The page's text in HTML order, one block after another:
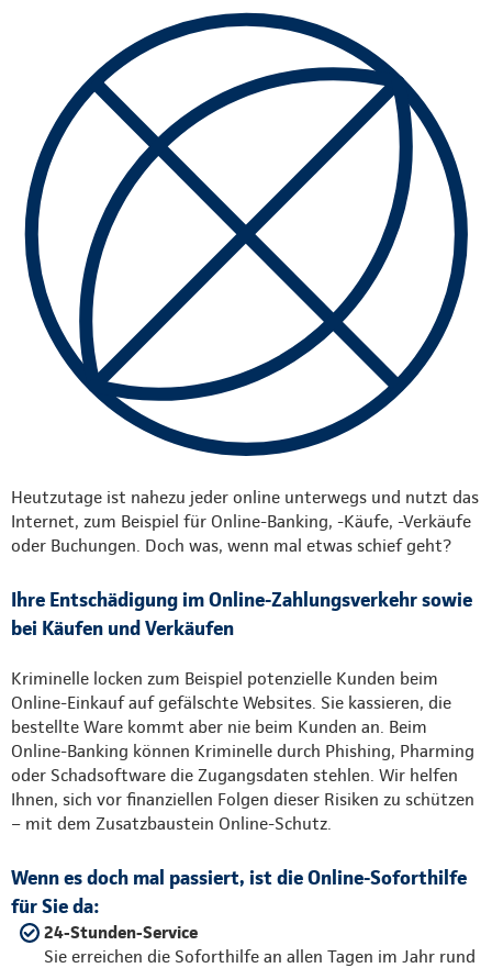
Heutzutage ist nahezu jeder online unterwegs und nutzt das
Internet, zum Beispiel für Online-Banking, -Käufe, -Verkäufe
oder Buchungen. Doch was, wenn mal etwas schief geht?
Ihre Entschädigung im Online-Zahlungsverkehr sowie
bei Käufen und Verkäufen
Kriminelle locken zum Beispiel potenzielle Kunden beim
Online-Einkauf auf gefälschte Websites. Sie kassieren, die
bestellte Ware kommt aber nie beim Kunden an. Beim
Online-Banking können Kriminelle durch Phishing, Pharming
oder Schadsoftware die Zugangsdaten stehlen. Wir helfen
Ihnen, sich vor finanziellen Folgen dieser Risiken zu schützen
– mit dem Zusatzbaustein Online-Schutz.
Wenn es doch mal passiert, ist die Online-Soforthilfe
für Sie da:
24-Stunden-Service
Sie erreichen die Soforthilfe an allen Tagen im Jahr rund